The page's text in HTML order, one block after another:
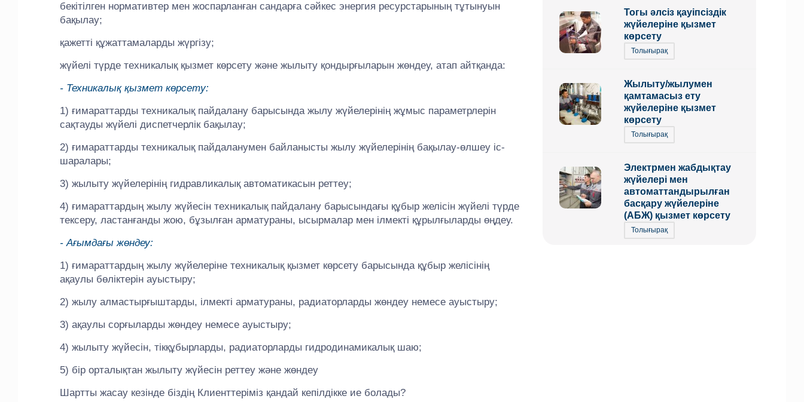
бекітілген нормативтер мен жоспарланған сандарға сәйкес энергия ресурстарының тұтынуын
бақылау;
қажетті құжаттамаларды жүргізу;
жүйелі түрде техникалық қызмет көрсету және жылыту қондырғыларын жөндеу, атап айтқанда:
- Техникалық қызмет көрсету:
1) ғимараттарды техникалық пайдалану барысында жылу жүйелерінің жұмыс параметрлерін
сақтауды жүйелі диспетчерлік бақылау;
2) ғимараттарды техникалық пайдаланумен байланысты жылу жүйелерінің бақылау-өлшеу іс-
шаралары;
3) жылыту жүйелерінің гидравликалық автоматикасын реттеу;
4) ғимараттардың жылу жүйесін техникалық пайдалану барысындағы құбыр желісін жүйелі түрде
тексеру, ластанғанды жою, бұзылған арматураны, ысырмалар мен ілмекті құрылғыларды өңдеу.
- Ағымдағы жөндеу:
1) ғимараттардың жылу жүйелеріне техникалық қызмет көрсету барысында құбыр желісінің
ақаулы бөліктерін ауыстыру;
2) жылу алмастырғыштарды, ілмекті арматураны, радиаторларды жөндеу немесе ауыстыру;
3) ақаулы сорғыларды жөндеу немесе ауыстыру;
4) жылыту жүйесін, тікқұбырларды, радиаторларды гидродинамикалық шаю;
5) бір орталықтан жылыту жүйесін реттеу және жөндеу
Шартты жасау кезінде біздің Клиенттеріміз қандай кепілдікке ие болады?
Тогы әлсіз қауіпсіздік
жүйелеріне қызмет
көрсету
Толығырақ
Жылыту/жылумен
қамтамасыз ету
жүйелеріне қызмет
көрсету
Толығырақ
Электрмен жабдықтау
жүйелері мен
автоматтандырылған
басқару жүйелеріне
(АБЖ) қызмет көрсету
Толығырақ